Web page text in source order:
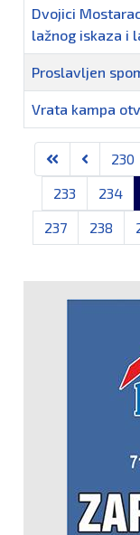
Članci
Dvojici
lažnog iskaza i
Proslavljen
Vrata kampa
230
233
234
237
238